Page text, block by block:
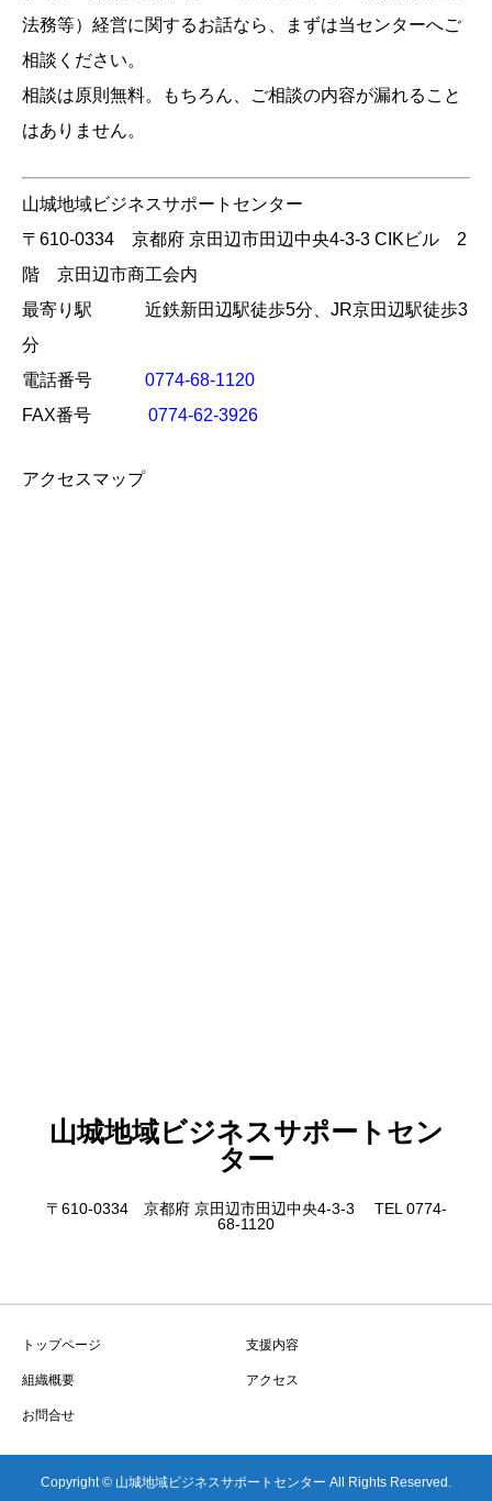
法務等）経営に関するお話なら、まずは当センターへご
相談ください。
相談は原則無料。もちろん、ご相談の内容が漏れること
はありません。
山城地域ビジネスサポートセンター
〒610-0334 京都府 京田辺市田辺中央4-3-3 CIKビル 2
階 京田辺市商工会内
最寄り駅 近鉄新田辺駅徒歩5分、JR京田辺駅徒歩3
分
電話番号 0774-68-1120
FAX番号 0774-62-3926
アクセスマップ
山城地域ビジネスサポートセン
ター
〒610-0334 京都府 京田辺市田辺中央4-3-3 TEL 0774-
68-1120
トップページ 支援内容
組織概要 アクセス
お問合せ
Copyright © 山城地域ビジネスサポートセンター All Rights Reserved.